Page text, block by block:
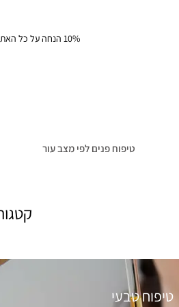
10% הנחה על כל האתר עם קוד קופון glow
טיפוח טבעי
טיפוח פנים לפי מצב עור